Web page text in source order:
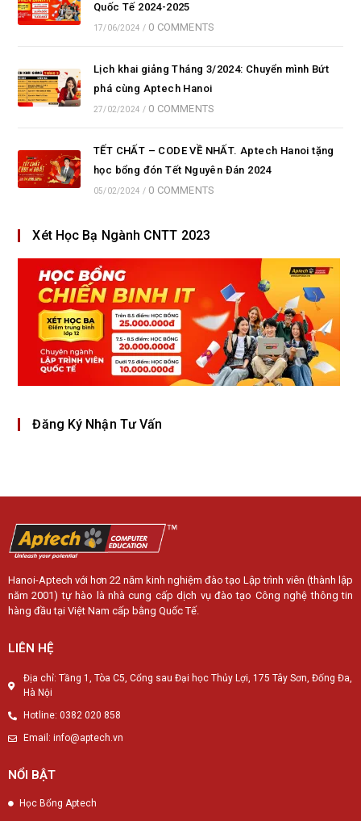
Quốc Tế 2024-2025
17/06/2024 / 0 COMMENTS
Lịch khai giảng Tháng 3/2024: Chuyển mình Bứt
phá cùng Aptech Hanoi
27/02/2024 / 0 COMMENTS
TẾT CHẤT – CODE VỀ NHẤT. Aptech Hanoi tặng
học bổng đón Tết Nguyên Đán 2024
05/02/2024 / 0 COMMENTS
Xét Học Bạ Ngành CNTT 2023
Đăng Ký Nhận Tư Vấn
Hanoi-Aptech với hơn 22 năm kinh nghiệm đào tạo Lập trình viên (thành lập
năm 2001) tự hào là nhà cung cấp dịch vụ đào tạo Công nghệ thông tin
hàng đầu tại Việt Nam cấp bằng Quốc Tế.
LIÊN HỆ
Địa chỉ: Tầng 1, Tòa C5, Cổng sau Đại học Thủy Lợi, 175 Tây Sơn, Đống Đa,
Hà Nội
Hotline: 0382 020 858
Email: info@aptech.vn
NỔI BẬT
Học Bổng Aptech